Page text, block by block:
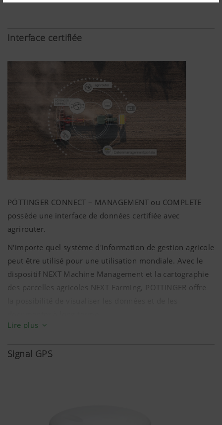
« acceptation
Pays (layer) et
langue (lang)
les choix de
l'utilisateur
quant au
pays et à la
langue de
consultation
du site
Plus d'infos
Analyse et statistique
Nous souhaitons améliorer constamment la
convivialité et les performances de notre site
internet. C'est pourquoi nous utilisons des
technologies d'analyse (incluant des cookies) qui
mesurent et évaluent anonymement quels sont
Interface certifiée
PÖTTINGER CONNECT – MANAGEMENT ou COMPLETE
possède une interface de données certifiée avec
agrirouter.
N'importe quel système d'information de gestion agricole
peut être utilisé pour une utilisation mondiale. Avec le
dispositif NEXT Machine Management et la cartographie
des parcelles agricoles NEXT Farming, PÖTTINGER offre
Lire plus
Signal GPS